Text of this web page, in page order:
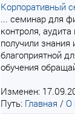
Корпоративный
... семинар для
контроля,
получили знания
благоприятной
обучения
Изменен:
Путь: Главная / О